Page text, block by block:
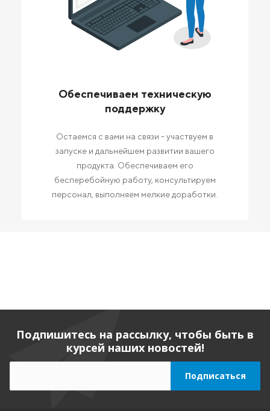
Обеспечиваем техническую
поддержку
Остаемся с вами на связи - участвуем в
запуске и дальнейшем развитии вашего
продукта. Обеспечиваем его
бесперебойную работу, консультируем
персонал, выполняем мелкие доработки.
Подпишитесь на рассылку, чтобы быть в
курсей наших новостей!